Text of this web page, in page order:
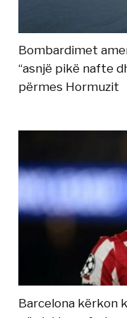
Bombardimet
“asnjë pikë nafte
përmes Hormuzit
Barcelona kërkon